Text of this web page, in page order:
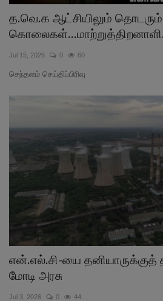
த.வெ.க ஆட்சியிலும்
Jul 15, 2026 0 60
செந்தளம் செய்திப்பிரிவு
என்.எல்.சி-யை தனியாருக்குத்
மோடி அரசு
Jul 3, 2026 0 44